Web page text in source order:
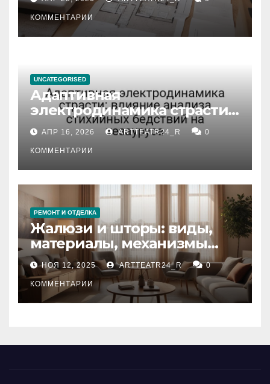
состояние и документация
КОММЕНТАРИИ
UNCATEGORISED
Адаптивная
электродинамика страсти:
влияние анализа
стихийных бедствий на
тезауруса
АПР 16, 2026 ARTTEATR24_R 0
КОММЕНТАРИИ
РЕМОНТ И ОТДЕЛКА
Жалюзи и шторы: виды,
материалы, механизмы
управления и уход
НОЯ 12, 2025 ARTTEATR24_R 0
КОММЕНТАРИИ